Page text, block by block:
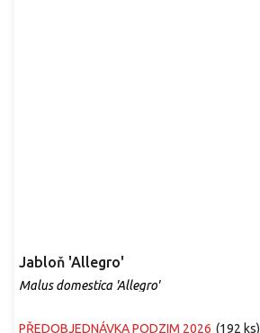
Jabloň 'Allegro'
Malus domestica 'Allegro'
PŘEDOBJEDNÁVKA PODZIM 2026 (192 ks)